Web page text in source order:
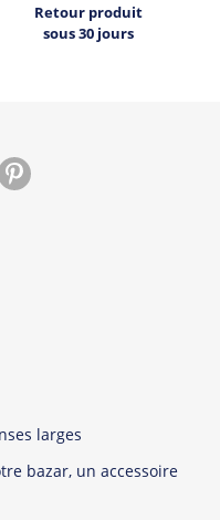
Retour produit
sous 30 jours
larges
bazar, un accessoire